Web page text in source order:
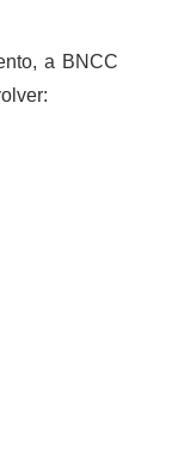
a BNCC